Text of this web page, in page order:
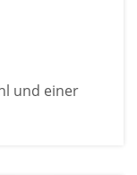
und einer